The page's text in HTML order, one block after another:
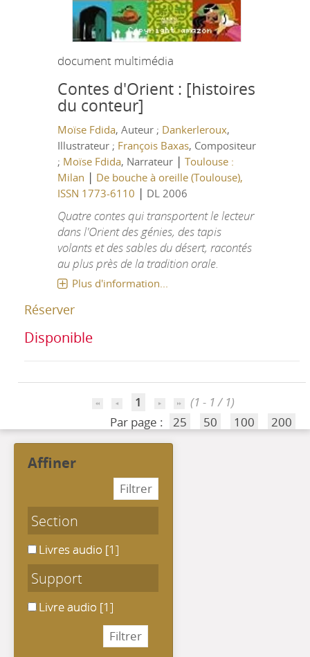
document multimédia
Contes d'Orient : [histoires
du conteur]
Moïse Fdida, Auteur ; Dankerleroux,
Illustrateur ; François Baxas, Compositeur
; Moïse Fdida, Narrateur | Toulouse :
Milan | De bouche à oreille (Toulouse),
ISSN 1773-6110 | DL 2006
Quatre contes qui transportent le lecteur
dans l'Orient des génies, des tapis
volants et des sables du désert, racontés
au plus près de la tradition orale.
Plus d'information...
Réserver
Disponible
1
(1 - 1 / 1)
Par page :
25 50 100 200
affiner
Section
Livres audio
Livres audio [1]
Support
Livre audio
Livre audio [1]